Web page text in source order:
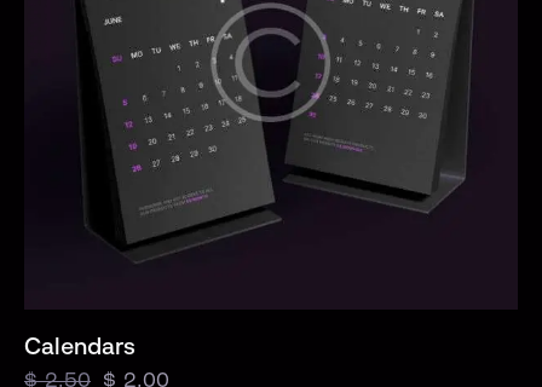
Calendars
$2.50 $ 2.00